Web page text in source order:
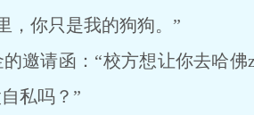
，你只是我的狗狗。”
请函：“校方想让你去哈佛
私吗？”